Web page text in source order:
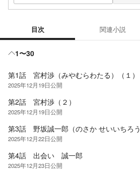
目次 関連小説
1〜30
第1話 宮村渉（みやむらわたる）（１）
2025年12月19日公開
第2話 宮村渉（２）
2025年12月19日公開
第3話 野坂誠一郎（のさか せいいちろう
2025年12月22日公開
第4話 出会い 誠一郎
2025年12月23日公開